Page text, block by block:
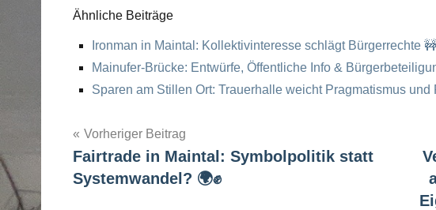
Ähnliche Beiträge
Ironman in Maintal: Kollektivinteresse schlägt Bürgerrechte
Mainufer-Brücke: Entwürfe, Öffentliche Info &
Sparen am Stillen Ort: Trauerhalle weicht Pragmatismus
Post
navigation
Vorheriger Beitrag
Fairtrade in Maintal: Symbolpolitik statt
Systemwandel? 🌍✊